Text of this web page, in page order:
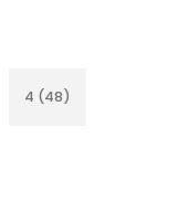
4 (48)